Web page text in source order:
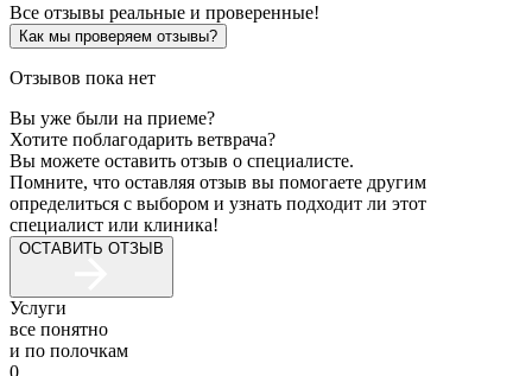
Все отзывы реальные и проверенные!
Как мы проверяем отзывы?
Отзывов пока нет
Вы уже были на приеме?
Хотите поблагодарить ветврача?
Вы можете оставить отзыв о специалисте.
Помните, что оставляя отзыв вы помогаете другим
определиться с выбором и узнать подходит ли этот
специалист или клиника!
ОСТАВИТЬ ОТЗЫВ
Услуги
все понятно
и по полочкам
0